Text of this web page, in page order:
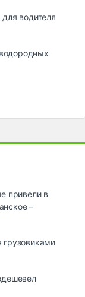
водителя
привели в
–